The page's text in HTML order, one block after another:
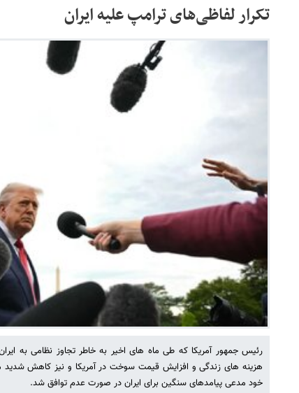
تکرار لفاظی‌های ترامپ علیه ایران
رئیس جمهور آمریکا که طی ماه های اخیر به خاطر تجاوز نظامی به ایران
هزینه های زندگی و افزایش قیمت سوخت در آمریکا و نیز کاهش
خود مدعی پیامدهای سنگین برای ایران در صورت عدم توافق شد.